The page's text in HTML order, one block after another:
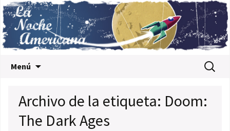
Menú Buscar:
Archivo de la etiqueta: Doom:
The Dark Ages